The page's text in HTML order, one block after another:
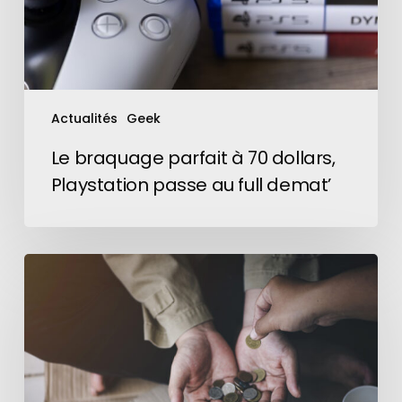
Actualités Geek
au
full
demat’
Le braquage parfait à 70 dollars,
Playstation passe au full demat’
permettent
de